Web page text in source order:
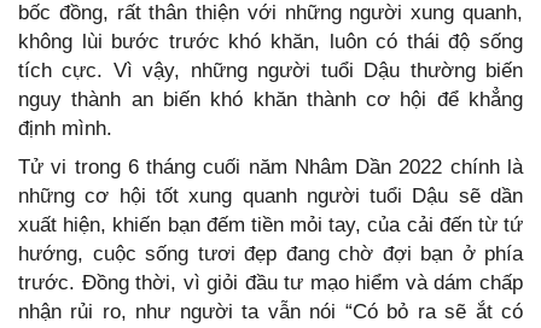
bốc đồng, rất thân thiện với những người xung quanh,
không lùi bước trước khó khăn, luôn có thái độ sống
tích cực. Vì vậy, những người tuổi Dậu thường biến
nguy thành an biến khó khăn thành cơ hội để khẳng
định mình.
Tử vi trong 6 tháng cuối năm Nhâm Dần 2022 chính là
những cơ hội tốt xung quanh người tuổi Dậu sẽ dần
xuất hiện, khiến bạn đếm tiền mỏi tay, của cải đến từ tứ
hướng, cuộc sống tươi đẹp đang chờ đợi bạn ở phía
trước. Đồng thời, vì giỏi đầu tư mạo hiểm và dám chấp
nhận rủi ro, như người ta vẫn nói “Có bỏ ra sẽ ắt có